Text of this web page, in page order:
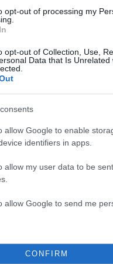
opt-out of processing my
opt-out of Collection, Use,
Data that Is
allow Google to enable
identifiers in apps.
allow my user data to be
allow Google to send me
CONFIRM
μας εβδομάδα και τα
πρόκειται για ένα
δεν πιστεύω
κάτι
ο Πέτρος
ενός project που
φοβερά που έχω να
μου κόσμο και
άνθρωπος
αναισθησία σε ό,τι
μπορεί η δουλειά